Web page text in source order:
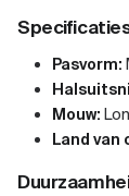
Pasvorm:
Mouw:
Land van